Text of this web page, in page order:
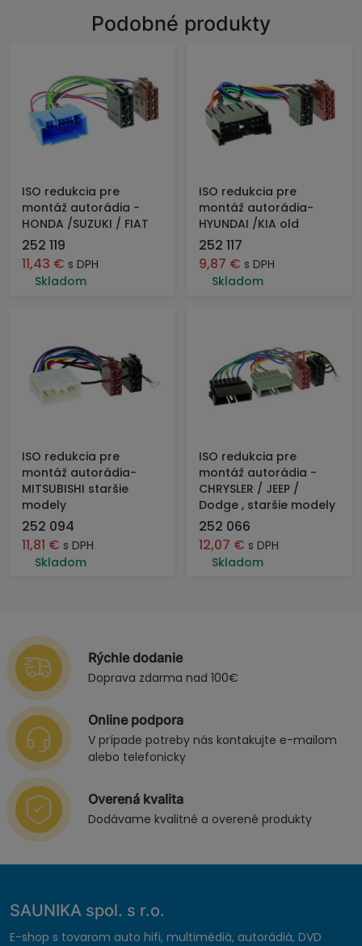
Podobné produkty
ISO redukcia pre
montáž autorádia -
HONDA /SUZUKI / FIAT
252 119
11,43 € s DPH
Skladom
ISO redukcia pre
montáž autorádia-
HYUNDAI /KIA old
252 117
9,87 € s DPH
Skladom
ISO redukcia pre
montáž autorádia-
MITSUBISHI staršie
modely
252 094
11,81 € s DPH
Skladom
ISO redukcia pre
montáž autorádia -
CHRYSLER / JEEP /
Dodge , staršie modely
252 066
12,07 € s DPH
Skladom
Rýchle dodanie
Doprava zdarma nad 100€
Online podpora
V prípade potreby nás kontakujte e-mailom
alebo telefonicky
Overená kvalita
Dodávame kvalitné a overené produkty
SAUNIKA spol. s r.o.
E-shop s tovarom auto hifi, multimédiá, autorádiá, DVD